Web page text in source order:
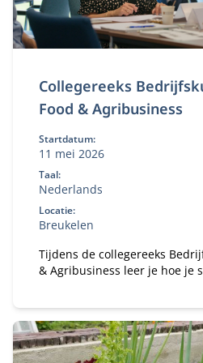
Collegereeks
Food & Agribusiness
Startdatum:
11 mei 2026
Taal:
Nederlands
Locatie:
Breukelen
Tijdens de collegereeks
& Agribusiness leer je hoe je